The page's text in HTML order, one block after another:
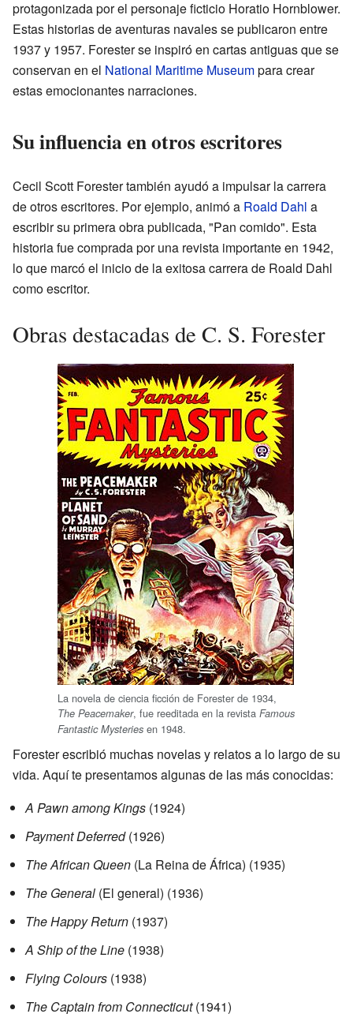
protagonizada por el personaje ficticio Horatio Hornblower.
Estas historias de aventuras navales se publicaron entre
1937 y 1957. Forester se inspiró en cartas antiguas que se
conservan en el National Maritime Museumpara crear
estas emocionantes narraciones.
Su influencia en otros escritores
Cecil Scott Forester también ayudó a impulsar la carrera
de otros escritores. Por ejemplo, animó a Roald Dahl a
escribir su primera obra publicada, "Pan comido". Esta
historia fue comprada por una revista importante en 1942,
lo que marcó el inicio de la exitosa carrera de Roald Dahl
como escritor.
Obras destacadas de C. S. Forester
La novela de ciencia ficción de Forester de 1934,
The Peacemaker, fue reeditada en la revista Famous
Fantastic Mysteries en 1948.
Forester escribió muchas novelas y relatos a lo largo de su
vida. Aquí te presentamos algunas de las más conocidas:
A Pawn among Kings (1924)
Payment Deferred(1926)
The African Queen (La Reina de África) (1935)
The General (El general) (1936)
The Happy Return (1937)
A Ship of the Line (1938)
Flying Colours (1938)
The Captain from Connecticut(1941)